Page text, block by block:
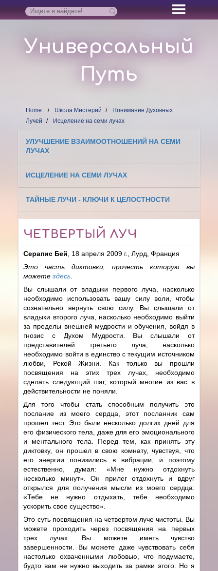
Универсальный
Путь
Home Школа Мистерий
Понимание Духовных
Лучей
Исцеление на семи лучах
УЛУЧШЕНИЕ ВЗАИМООТНОШЕНИЙ НА СЕМИ
ЛУЧАХ
ИСЦЕЛЕНИЕ НА СЕМИ ЛУЧАХ
ТАЙНЫЕ ЛУЧИ - КЛЮЧИ К ЦЕЛОСТНОСТИ
ЧЕТВЕРТЫЙ ЛУЧ
Серапис Бей , 18 апреля 2009 г., Лурд, Франция
Это часть диктовки, прочесть которую вы
можетездесь
Вы слышали от владыки первого луча, насколько
необходимо использовать вашу силу воли, чтобы
сознательно вернуть свою силу. Вы слышали от
владыки второго луча, насколько необходимо выйти
за пределы внешней мудрости и обучения, войдя в
гнозис с Духом Мудрости. Вы слышали от
представителей третьего луча, насколько
необходимо войти в единство с текущим источником
любви, Рекой Жизни. Как только вы прошли
посвящения на этих трех лучах, необходимо
сделать следующий шаг, который многие из вас в
действительности не поняли.
Для того чтобы стать способным получить это
послание из моего сердца, этот посланник сам
прошел тест. Это были несколько долгих дней для
его физического тела, даже для его эмоционального
и ментального тела. Перед тем, как принять эту
диктовку, он прошел в свою комнату, чувствуя, что
его энергии понизились в вибрации, и поэтому
естественно, думая: «Мне нужно отдохнуть
несколько минут». Он прилег отдохнуть и вдруг
открылся для получения мысли из моего сердца:
«Тебе не нужно отдыхать, тебе необходимо
ускорить свое существо».
Это суть посвящения на четвертом луче чистоты. Вы
можете проходить через посвящения на первых
трех лучах. Вы можете иметь чувство
завершенности. Вы можете даже чувствовать себя
настолько охваченными любовью, что подумаете,
будто вам не нужно выходить за рамки этого. Но я